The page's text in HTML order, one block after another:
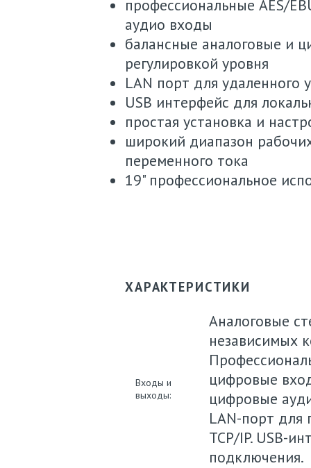
профессиональные AES/
аудио входы
балансные аналоговые и
регулировкой уровня
LAN порт для удаленного
USB интерфейс для
простая установка и
широкий диапазон
переменного тока
19" профессиональное
ХАРАКТЕРИСТИКИ
Входы и
выходы:
Аналоговые
независимых
цифровые
цифровые
LAN-порт для
TCP/IP. USB-
подключения.